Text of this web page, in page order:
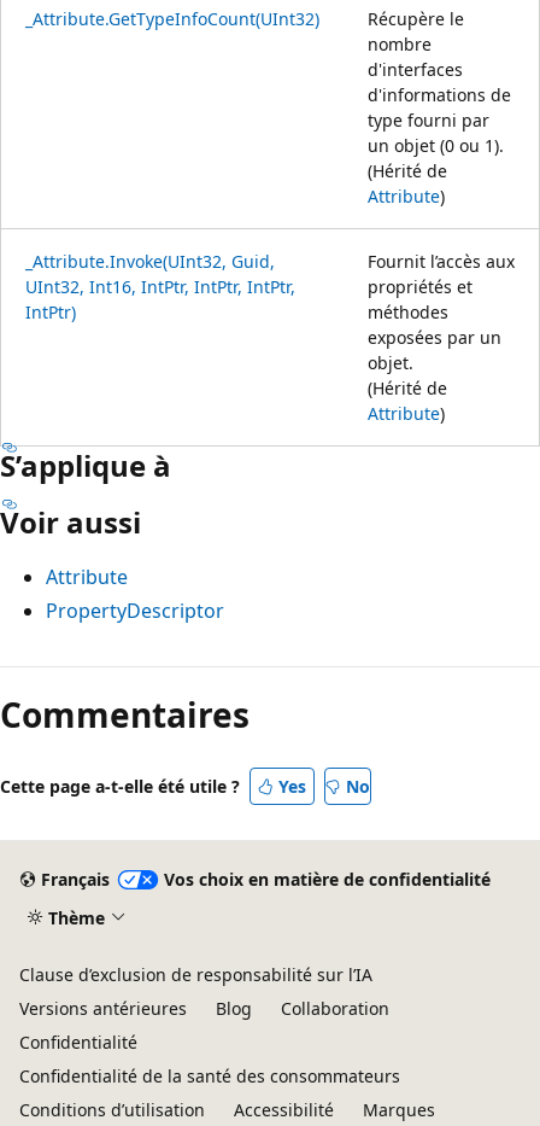
_Attribute.GetTypeInfoCount(UInt32)
Récupère le
nombre
d'interfaces
d'informations de
type fourni par
un objet (0 ou 1).
(Hérité de
Attribute)
_Attribute.Invoke(UInt32, Guid,
UInt32, Int16, IntPtr, IntPtr, IntPtr,
IntPtr)
Fournit l’accès aux
propriétés et
méthodes
exposées par un
objet.
(Hérité de
Attribute)
S’applique à
Voir aussi
Attribute
PropertyDescriptor
Commentaires
Cette page a-t-elle été utile ? Yes No
Français
Vos choix en matière de confidentialité
Thème
Clause d’exclusion de responsabilité sur l’IA
Versions antérieures
Blog
Collaboration
Confidentialité
Confidentialité de la santé des consommateurs
Conditions d’utilisation
Accessibilité Marques